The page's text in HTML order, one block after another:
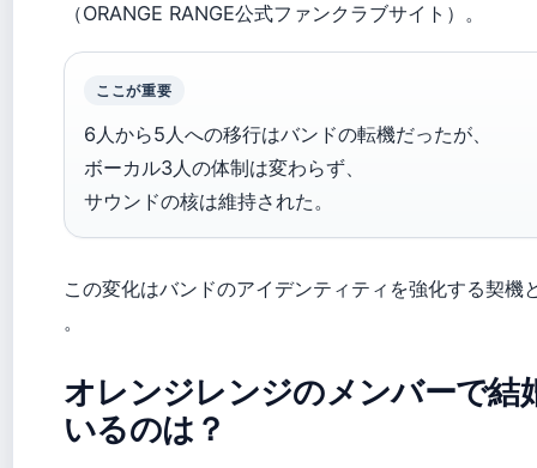
（ORANGE RANGE公式ファンクラブサイト）。
ここが重要
6人から5人への移行はバンドの転機だったが、
ボーカル3人の体制は変わらず、
サウンドの核は維持された。
この変化はバンドのアイデンティティを強化する契機
。
オレンジレンジのメンバーで結
いるのは？